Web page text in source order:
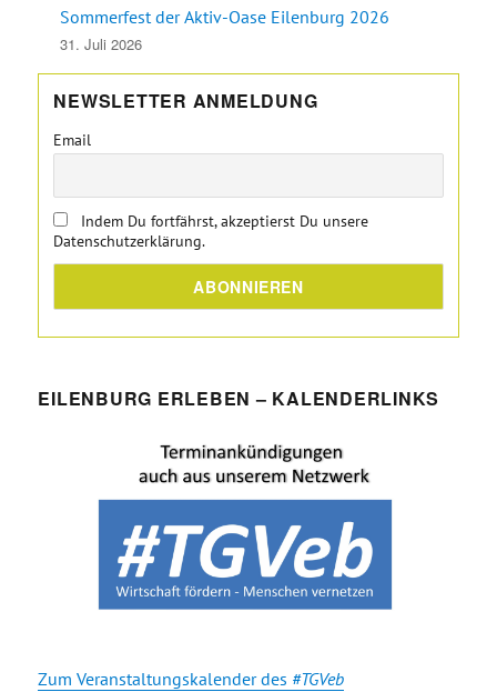
Sommerfest der Aktiv-Oase Eilenburg 2026
31. Juli 2026
NEWSLETTER ANMELDUNG
Email
Indem Du fortfährst, akzeptierst Du unsere
Datenschutzerklärung.
EILENBURG ERLEBEN – KALENDERLINKS
Zum Veranstaltungskalender des #TGVeb